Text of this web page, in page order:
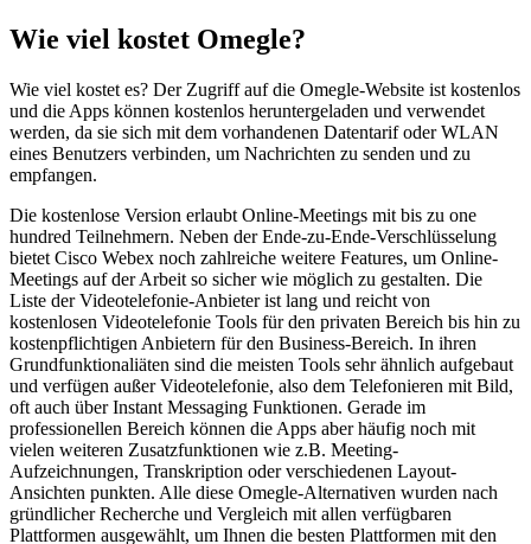
Wie viel kostet Omegle?
Wie viel kostet es? Der Zugriff auf die Omegle-Website ist kostenlos
und die Apps können kostenlos heruntergeladen und verwendet
werden, da sie sich mit dem vorhandenen Datentarif oder WLAN
eines Benutzers verbinden, um Nachrichten zu senden und zu
empfangen.
Die kostenlose Version erlaubt Online-Meetings mit bis zu one
hundred Teilnehmern. Neben der Ende-zu-Ende-Verschlüsselung
bietet Cisco Webex noch zahlreiche weitere Features, um Online-
Meetings auf der Arbeit so sicher wie möglich zu gestalten. Die
Liste der Videotelefonie-Anbieter ist lang und reicht von
kostenlosen Videotelefonie Tools für den privaten Bereich bis hin zu
kostenpflichtigen Anbietern für den Business-Bereich. In ihren
Grundfunktionaliäten sind die meisten Tools sehr ähnlich aufgebaut
und verfügen außer Videotelefonie, also dem Telefonieren mit Bild,
oft auch über Instant Messaging Funktionen. Gerade im
professionellen Bereich können die Apps aber häufig noch mit
vielen weiteren Zusatzfunktionen wie z.B. Meeting-
Aufzeichnungen, Transkription oder verschiedenen Layout-
Ansichten punkten. Alle diese Omegle-Alternativen wurden nach
gründlicher Recherche und Vergleich mit allen verfügbaren
Plattformen ausgewählt, um Ihnen die besten Plattformen mit den